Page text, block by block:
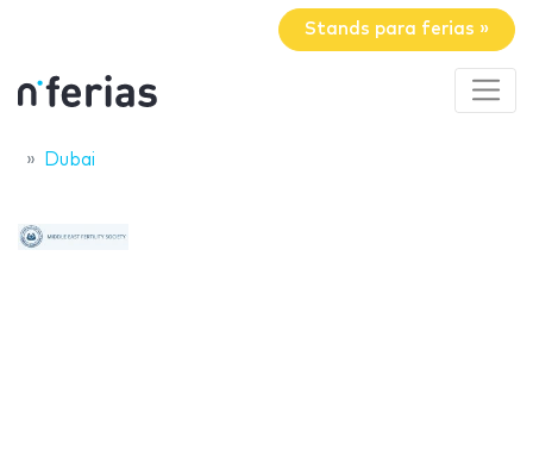
Stands para ferias »
Dubai